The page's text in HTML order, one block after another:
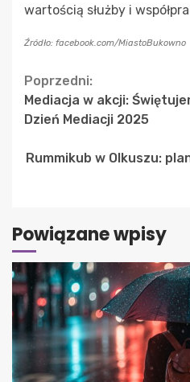
wartością służby i
Źródło: facebook.com/MiastoBukowno
Continue
Reading
Poprzedni:
Mediacja w akcji:
Dzień Mediacji 2025
Rummikub w Olkuszu:
Powiązane wpisy